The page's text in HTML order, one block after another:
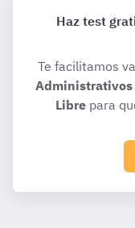
Haz test
Te facilitamos
Administrativos
Librepara